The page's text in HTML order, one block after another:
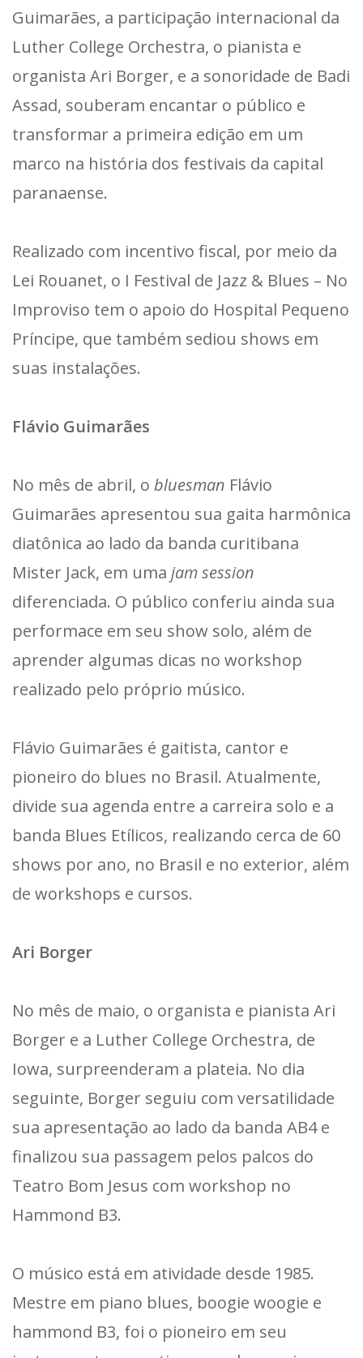
Guimarães, a participação internacional da
Luther College Orchestra, o pianista e
organista Ari Borger, e a sonoridade de Badi
Assad, souberam encantar o público e
transformar a primeira edição em um
marco na história dos festivais da capital
paranaense.
Realizado com incentivo fiscal, por meio da
Lei Rouanet, o I Festival de Jazz & Blues – No
Improviso tem o apoio do Hospital Pequeno
Príncipe, que também sediou shows em
suas instalações.
Flávio Guimarães
No mês de abril, o bluesman Flávio
Guimarães apresentou sua gaita harmônica
diatônica ao lado da banda curitibana
Mister Jack, em uma jam session
diferenciada. O público conferiu ainda sua
performace em seu show solo, além de
aprender algumas dicas no workshop
realizado pelo próprio músico.
Flávio Guimarães é gaitista, cantor e
pioneiro do blues no Brasil. Atualmente,
divide sua agenda entre a carreira solo e a
banda Blues Etílicos, realizando cerca de 60
shows por ano, no Brasil e no exterior, além
de workshops e cursos.
Ari Borger
No mês de maio, o organista e pianista Ari
Borger e a Luther College Orchestra, de
Iowa, surpreenderam a plateia. No dia
seguinte, Borger seguiu com versatilidade
sua apresentação ao lado da banda AB4 e
finalizou sua passagem pelos palcos do
Teatro Bom Jesus com workshop no
Hammond B3.
O músico está em atividade desde 1985.
Mestre em piano blues, boogie woogie e
hammond B3, foi o pioneiro em seu